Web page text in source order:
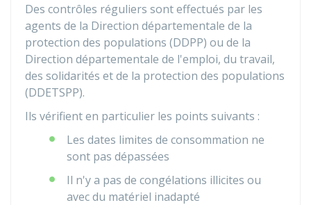
Des contrôles réguliers sont effectués par les
agents de la Direction départementale de la
protection des populations (DDPP) ou de la
Direction départementale de l'emploi, du travail,
des solidarités et de la protection des populations
(DDETSPP).
Ils vérifient en particulier les points suivants :
Les dates limites de consommation ne
sont pas dépassées
Il n'y a pas de congélations illicites ou
avec du matériel inadapté